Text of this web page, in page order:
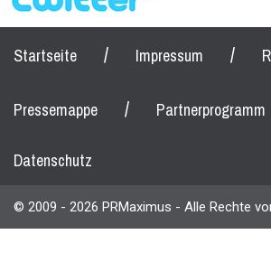
Startseite / Impressum /
Pressemappe / Partnerprogramm
Datenschutz
© 2009 - 2026 PRMaximus - Alle Rechte